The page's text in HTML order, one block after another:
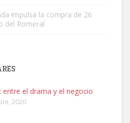
impulsa la compra de 26
del Romeral
entre el drama y el negocio
2020